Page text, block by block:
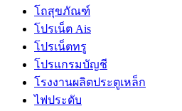
โถสุขภัณฑ์
โปรเน็ต Ais
โปรเน็ตทรู
โปรแกรมบัญชี
โรงงานผลิตประตูเหล็ก
ไฟประดับ